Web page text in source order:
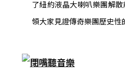
了紐約液晶大喇叭樂團解
領大家見證傳奇樂團歷史性